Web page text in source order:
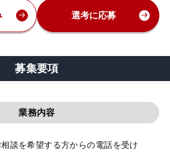
選考に応募
募集要項
業務内容
談を希望する方からの電話を受け